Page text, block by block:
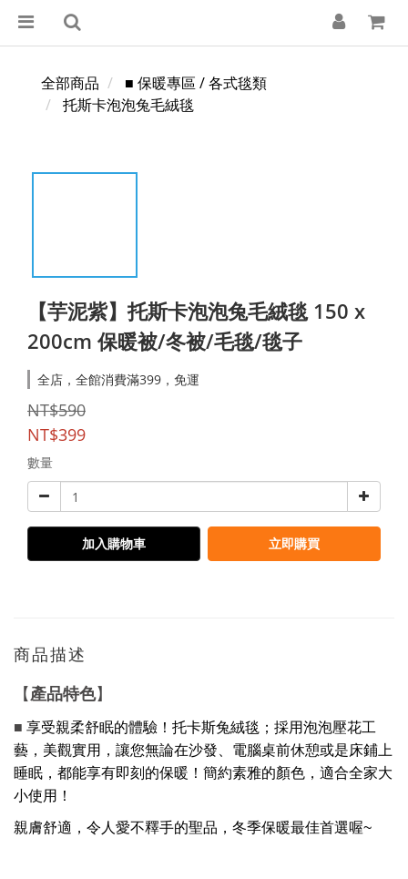
全部商品
■ 保暖專區 / 各式毯類
托斯卡泡泡兔毛絨毯
【芋泥紫】托斯卡泡泡兔毛絨毯 150 x
200cm 保暖被/冬被/毛毯/毯子
全店，全館消費滿399，免運
NT$590
NT$399
數量
加入購物車 立即購買
商品描述
【 產品特色】
■ 享受親柔舒眠的體驗！托卡斯兔絨毯；採用泡泡壓花工
藝，美觀實用，讓您無論在沙發、電腦桌前休憩或是床鋪上
睡眠，都能享有即刻的保暖！簡約素雅的顏色，適合全家大
小使用！
親膚舒適，令人愛不釋手的聖品，冬季保暖最佳首選喔~